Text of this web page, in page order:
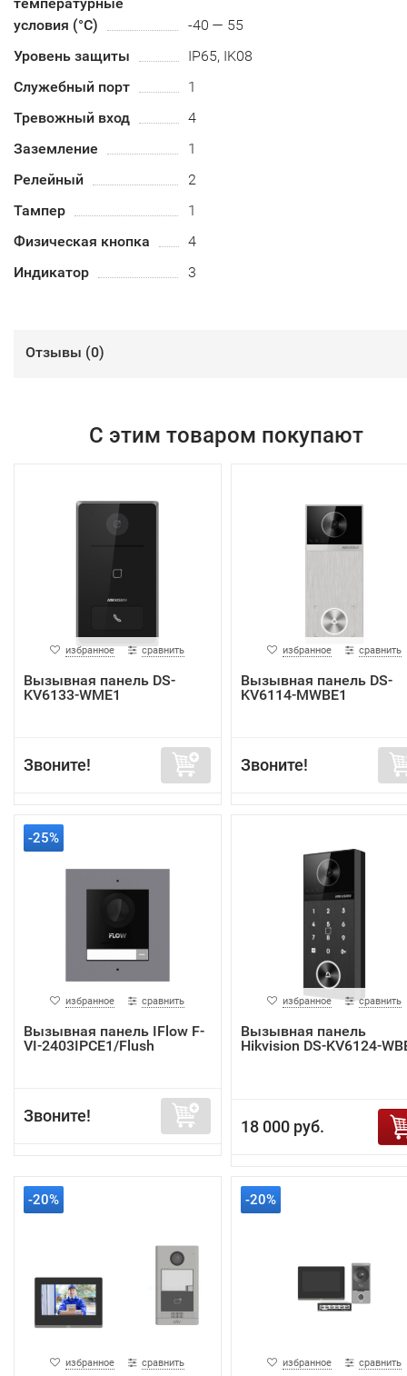
условия (°С)
-40 — 55
Уровень защиты
IP65, IK08
Служебный порт
1
Тревожный вход
4
Заземление
1
Релейный
2
Тампер
1
Физическая кнопка
4
Индикатор
3
Отзывы (0)
С этим товаром покупают
избранное сравнить
Вызывная панель DS-
KV6133-WME1
Звоните!
избранное сравнить
Вызывная панель DS-
KV6114-MWBE1
Звоните!
-25%
избранное сравнить
Вызывная панель IFlow F-
VI-2403IPCE1/Flush
Звоните!
избранное сравнить
Вызывная панель
Hikvision DS-KV6124-
18 000 руб.
-20%
избранное сравнить
-20%
избранное сравнить